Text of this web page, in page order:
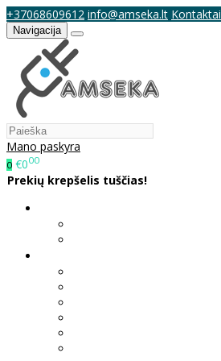
+37068609612 info@amseka.lt Kontaktai
Navigacija
Mano paskyra
0 €000
Prekių krepšelis tuščias!